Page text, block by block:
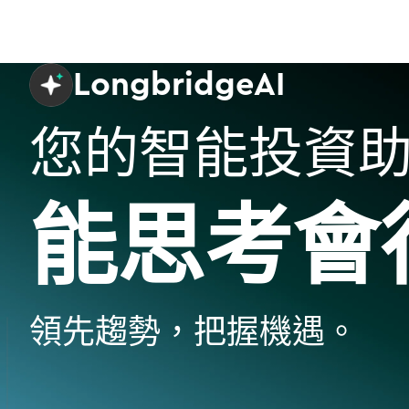
LongbridgeAI
您的智能投資
能思考會
領先趨勢，把握機遇。